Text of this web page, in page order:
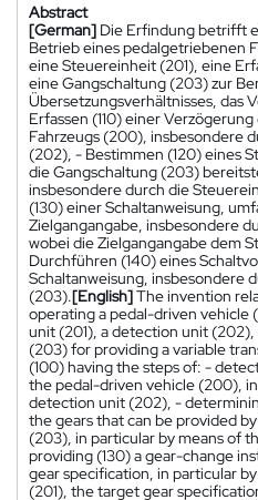
Abstract
[German] Die Erfindung betrifft
Betrieb eines pedalgetriebenen
eine Steuereinheit (201), eine
eine Gangschaltung (203) zur
Übersetzungsverhältnisses, das
Erfassen (110) einer
Fahrzeugs (200), insbesondere
(202), - Bestimmen (120) eines
die Gangschaltung (203)
insbesondere durch die
(130) einer Schaltanweisung,
Zielgangangabe, insbesondere
wobei die Zielgangangabe dem
Durchführen (140) eines
Schaltanweisung, insbesondere
(203).[English]The invention
operating a pedal-driven vehicle
unit (201), a detection unit
(203) for providing a variable
(100) having the steps of: -
the pedal-driven vehicle (200),
detection unit (202), -
the gears that can be provided
(203), in particular by means of
providing (130) a gear-change
gear specification, in particular
(201), the target gear